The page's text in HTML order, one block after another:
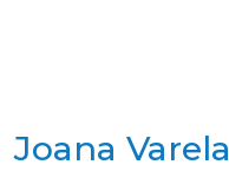
Joana Varela